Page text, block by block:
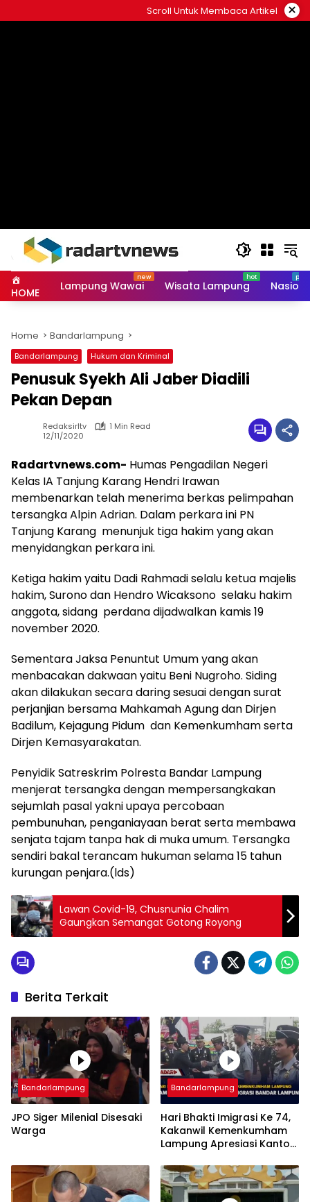
to
Scroll Untuk Membaca Artikel ×
HOME Lampung Wawai Wisata Lampung
Home Bandarlampung
Bandarlampung Hukum dan Kriminal
Penusuk Syekh Ali Jaber Diadili
Pekan Depan
Redaksirltv
1 Min Read
12/11/2020
Radartvnews.com- Humas Pengadilan Negeri
Kelas IA Tanjung Karang Hendri Irawan
membenarkan telah menerima berkas pelimpahan
tersangka Alpin Adrian. Dalam perkara ini PN
Tanjung Karang menunjuk tiga hakim yang akan
menyidangkan perkara ini.
Ketiga hakim yaitu Dadi Rahmadi selalu ketua majelis
hakim, Surono dan Hendro Wicaksono selaku hakim
anggota, sidang perdana dijadwalkan kamis 19
november 2020.
Sementara Jaksa Penuntut Umum yang akan
menbacakan dakwaan yaitu Beni Nugroho. Siding
akan dilakukan secara daring sesuai dengan surat
perjanjian bersama Mahkamah Agung dan Dirjen
Badilum, Kejagung Pidum dan Kemenkumham serta
Dirjen Kemasyarakatan.
Penyidik Satreskrim Polresta Bandar Lampung
menjerat tersangka dengan mempersangkakan
sejumlah pasal yakni upaya percobaan
pembunuhan, penganiayaan berat serta membawa
senjata tajam tanpa hak di muka umum. Tersangka
sendiri bakal terancam hukuman selama 15 tahun
kurungan penjara.(lds)
Lawan Covid-19, Chusnunia Chalim
Gaungkan Semangat Gotong Royong
Berita Terkait
Bandarlampung
JPO Siger Milenial Disesaki
Warga
Bandarlampung
Hari Bhakti Imigrasi Ke 74,
Kakanwil Kemenkumham
Lampung Apresiasi Kantor